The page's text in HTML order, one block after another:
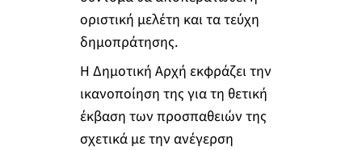
οριστική μελέτη και τα τεύχη
δημοπράτησης.
Η Δημοτική Αρχή εκφράζει την
ικανοποίηση της για τη θετική
έκβαση των προσπαθειών της
σχετικά με την ανέγερση